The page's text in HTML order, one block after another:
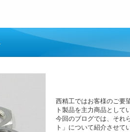
西精工ではお客様のご要
ト製品を主力商品として
今回のブログでは、それ
ト」について紹介させて